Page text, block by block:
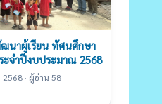
ฒนาผู้เรียน ทัศนศึกษา
ะจำปีงบประมาณ 2568
2568 · ผู้อ่าน 58